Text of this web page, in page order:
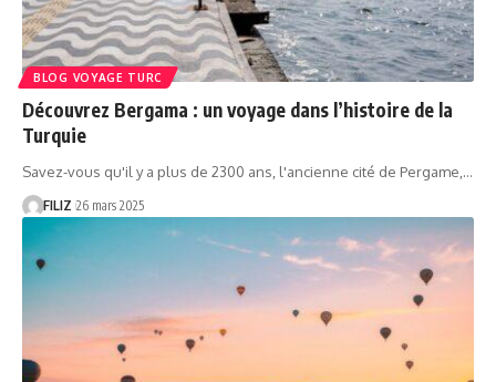
BLOG VOYAGE TURC
Découvrez Bergama : un voyage dans l’histoire de la
Turquie
Savez-vous qu'il y a plus de 2300 ans, l'ancienne cité de Pergame,…
FILIZ 26 mars 2025